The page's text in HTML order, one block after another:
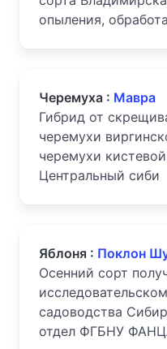
опыления,
Черемуха : Мавра
Гибрид от
черемухи
черемухи
Центральный сиби
Яблоня : Поклон
Осенний сорт
садоводства
отдел ФГБНУ